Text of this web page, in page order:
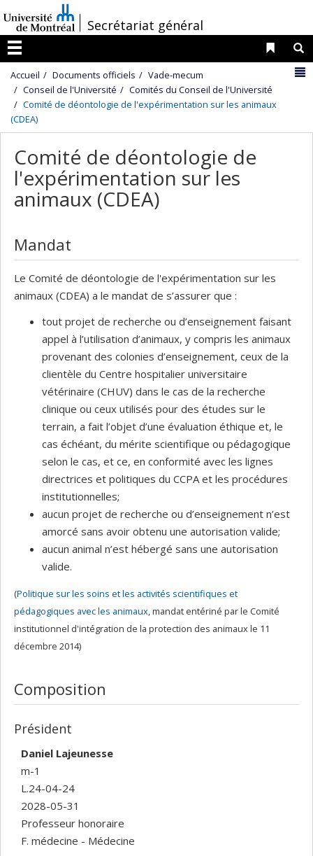
au
contenu
/
Secrétariat général
Menu
Liens
Accueil Documents officiels
Vade-mecum
Conseil de l'Université
Comités du Conseil de l'Université
Comité de déontologie de l'expérimentation sur les animaux
(CDEA)
Comité de déontologie de
l'expérimentation sur les
animaux (CDEA)
Mandat
Le Comité de déontologie de l'expérimentation sur les
animaux (CDEA) a le mandat de s’assurer que :
tout projet de recherche ou d’enseignement faisant
appel à l’utilisation d’animaux, y compris les animaux
provenant des colonies d’enseignement, ceux de la
clientèle du Centre hospitalier universitaire
vétérinaire (CHUV) dans le cas de la recherche
clinique ou ceux utilisés pour des études sur le
terrain, a fait l’objet d’une évaluation éthique et, le
cas échéant, du mérite scientifique ou pédagogique
selon le cas, et ce, en conformité avec les lignes
directrices et politiques du CCPA et les procédures
institutionnelles;
aucun projet de recherche ou d’enseignement n’est
amorcé sans avoir obtenu une autorisation valide;
aucun animal n’est hébergé sans une autorisation
valide.
(Politique sur les soins et les activités scientifiques et
pédagogiques avec les animaux , mandat entériné par le Comité
institutionnel d'intégration de la protection des animaux le 11
décembre 2014)
Composition
Président
Daniel Lajeunesse
m-1
L.24-04-24
2028-05-31
Professeur honoraire
F. médecine - Médecine